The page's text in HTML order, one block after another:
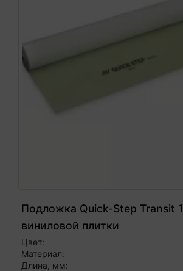
Подложка Quick-Step Transit
виниловой плитки
Цвет:
Материал:
Длина, мм: